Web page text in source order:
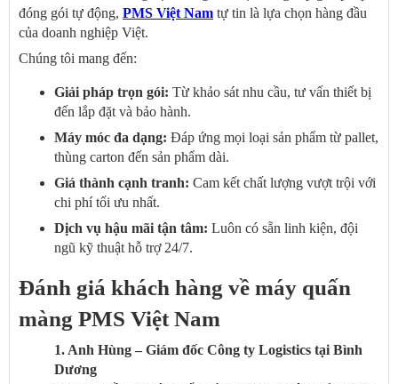
đóng gói tự động, PMS Việt Nam tự tin là lựa chọn hàng đầu
của doanh nghiệp Việt.
Chúng tôi mang đến:
Giải pháp trọn gói: Từ khảo sát nhu cầu, tư vấn thiết bị
đến lắp đặt và bảo hành.
Máy móc đa dạng: Đáp ứng mọi loại sản phẩm từ pallet,
thùng carton đến sản phẩm dài.
Giá thành cạnh tranh: Cam kết chất lượng vượt trội với
chi phí tối ưu nhất.
Dịch vụ hậu mãi tận tâm: Luôn có sẵn linh kiện, đội
ngũ kỹ thuật hỗ trợ 24/7.
Đánh giá khách hàng về máy quấn
màng PMS Việt Nam
1. Anh Hùng – Giám đốc Công ty Logistics tại Bình
Dương